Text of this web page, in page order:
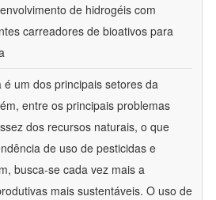
de hidrogéis com
carreadores de bioativos para
é um dos principais setores da
entre os principais problemas
dos recursos naturais, o que
de uso de pesticidas e
busca-se cada vez mais a
mais sustentáveis. O uso de